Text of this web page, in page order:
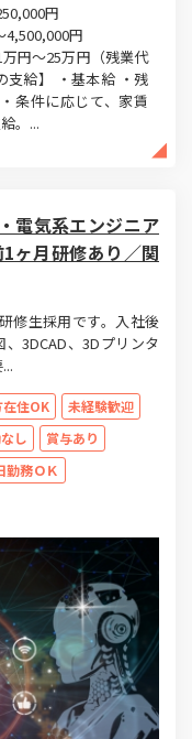
円
4,500,000円
円〜25万円（残業代
支給】 ・基本給 ・残
条件に応じて、家賃
。...
電気系エンジニア
ヶ月研修あり／関
修生採用です。入社後
3DCAD、3Dプリンタ
在住OK
未経験歓迎
し
賞与あり
勤務ＯＫ